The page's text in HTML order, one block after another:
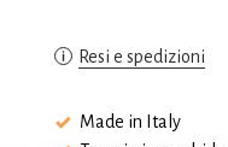
Resi e spedizioni
Made in Italy